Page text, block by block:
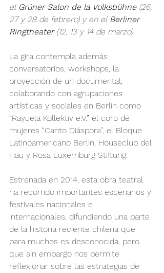
el Grüner Salon de la Volksbühne (26,
27 y 28 de febrero) y en el Berliner
Ringtheater (12, 13 y 14 de marzo)
La gira contempla además
conversatorios, workshops, la
proyección de un documental,
colaborando con agrupaciones
artísticas y sociales en Berlín como
“Rayuela Kollektiv e.V.” el coro de
mujeres “Canto Diáspora”, el Bloque
Latinoamericano Berlin, Houseclub del
Hau y Rosa Luxemburg Stiftung.
Estrenada en 2014, esta obra teatral
ha recorrido importantes escenarios y
festivales nacionales e
internacionales, difundiendo una parte
de la historia reciente chilena que
para muchos es desconocida, pero
que sin embargo nos permite
reflexionar sobre las estrategias de